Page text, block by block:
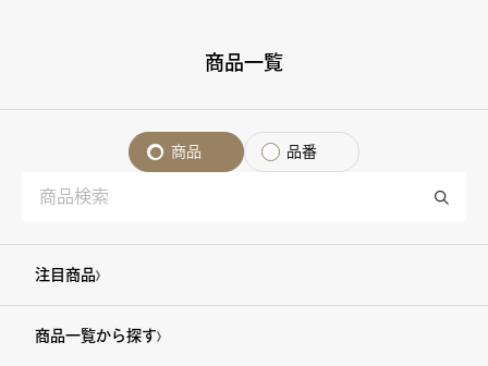
商品一覧
商品 品番
注目商品
商品一覧から探す